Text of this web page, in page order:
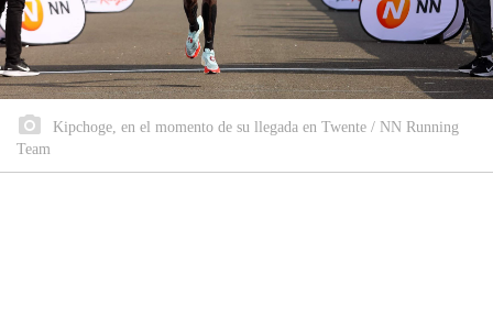
Kipchoge, en el momento de su llegada en Twente / NN Running
Team